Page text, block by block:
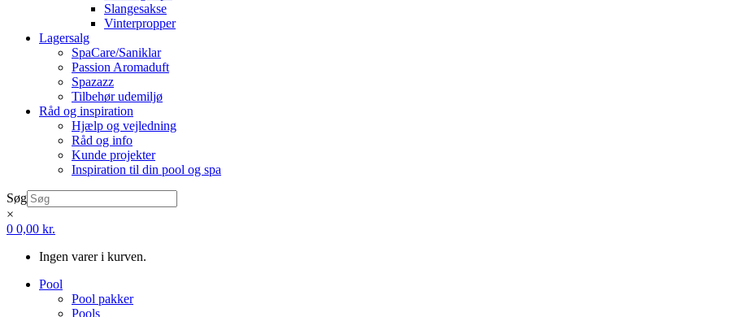
Slangesakse
Vinterpropper
Lagersalg
SpaCare/Saniklar
Passion Aromaduft
Spazazz
Tilbehør udemiljø
Råd og inspiration
Hjælp og vejledning
Råd og info
Kunde projekter
Inspiration til din pool og spa
Søg
×
0 0,00 kr.
Ingen varer i kurven.
Pool
Pool pakker
Pools